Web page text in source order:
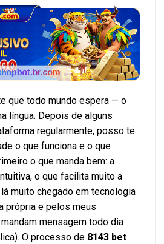
que todo mundo espera — o
língua. Depois de alguns
regularmente, posso te
o que funciona e o que
o que manda bem: a
o que facilita muito a
muito chegado em tecnologia
própria e pelos meus
mensagem todo dia
O processo de 8143 bet